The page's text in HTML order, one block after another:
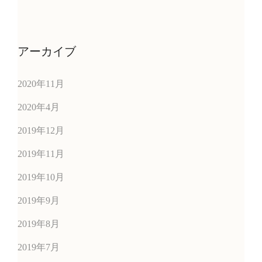
アーカイブ
2020年11月
2020年4月
2019年12月
2019年11月
2019年10月
2019年9月
2019年8月
2019年7月